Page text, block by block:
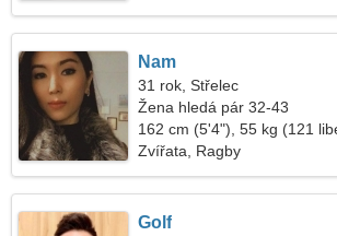
Nam
31 rok, Střelec
Žena hledá pár 32-43
162 cm (5'4"), 55 kg (121
Zvířata, Ragby
Golf